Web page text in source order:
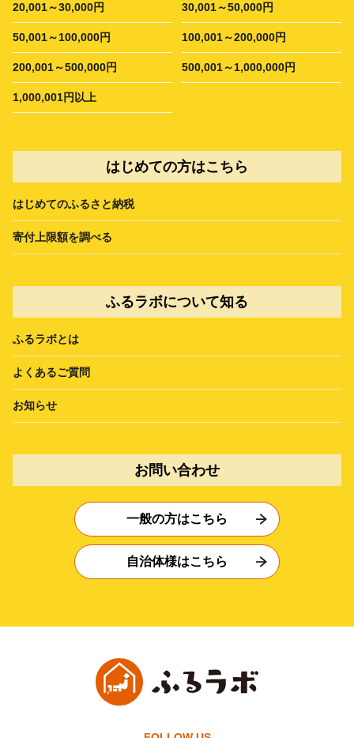
20,001～30,000円 30,001～50,000円
50,001～100,000円 100,001～200,000円
200,001～500,000円 500,001～1,000,000円
1,000,001円以上
はじめての方はこちら
はじめてのふるさと納税
寄付上限額を調べる
ふるラボについて知る
ふるラボとは
よくあるご質問
お知らせ
お問い合わせ
一般の方はこちら
自治体様はこちら